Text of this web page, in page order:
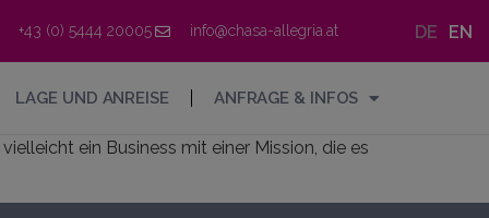
+43 (0) 5444 20005 info@chasa-allegria.at DE EN
LAGE UND ANREISE ANFRAGE & INFOS
ein Business mit einer Mission, die es